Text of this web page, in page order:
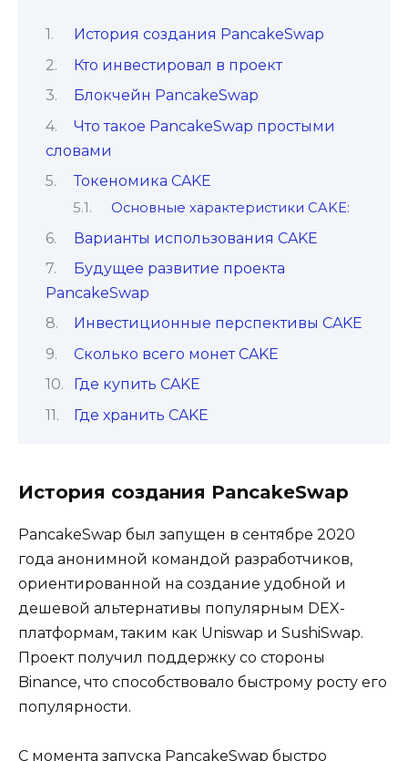
История создания PancakeSwap
Кто инвестировал в проект
Блокчейн PancakeSwap
Что такое PancakeSwap простыми
словами
Токеномика CAKE
Основные характеристики CAKE:
Варианты использования CAKE
Будущее развитие проекта
PancakeSwap
Инвестиционные перспективы CAKE
Сколько всего монет CAKE
Где купить CAKE
Где хранить CAKE
История создания PancakeSwap
PancakeSwap был запущен в сентябре 2020
года анонимной командой разработчиков,
ориентированной на создание удобной и
дешевой альтернативы популярным DEX-
платформам, таким как Uniswap и SushiSwap.
Проект получил поддержку со стороны
Binance, что способствовало быстрому росту его
популярности.
С момента запуска PancakeSwap быстро